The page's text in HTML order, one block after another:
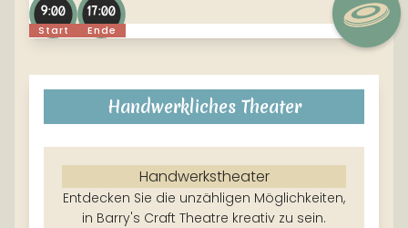
Start
9:00
Ende
17:00
Handwerkliches Theater
Handwerkstheater
Entdecken Sie die unzähligen Möglichkeiten,
in Barry's Craft Theatre kreativ zu sein.